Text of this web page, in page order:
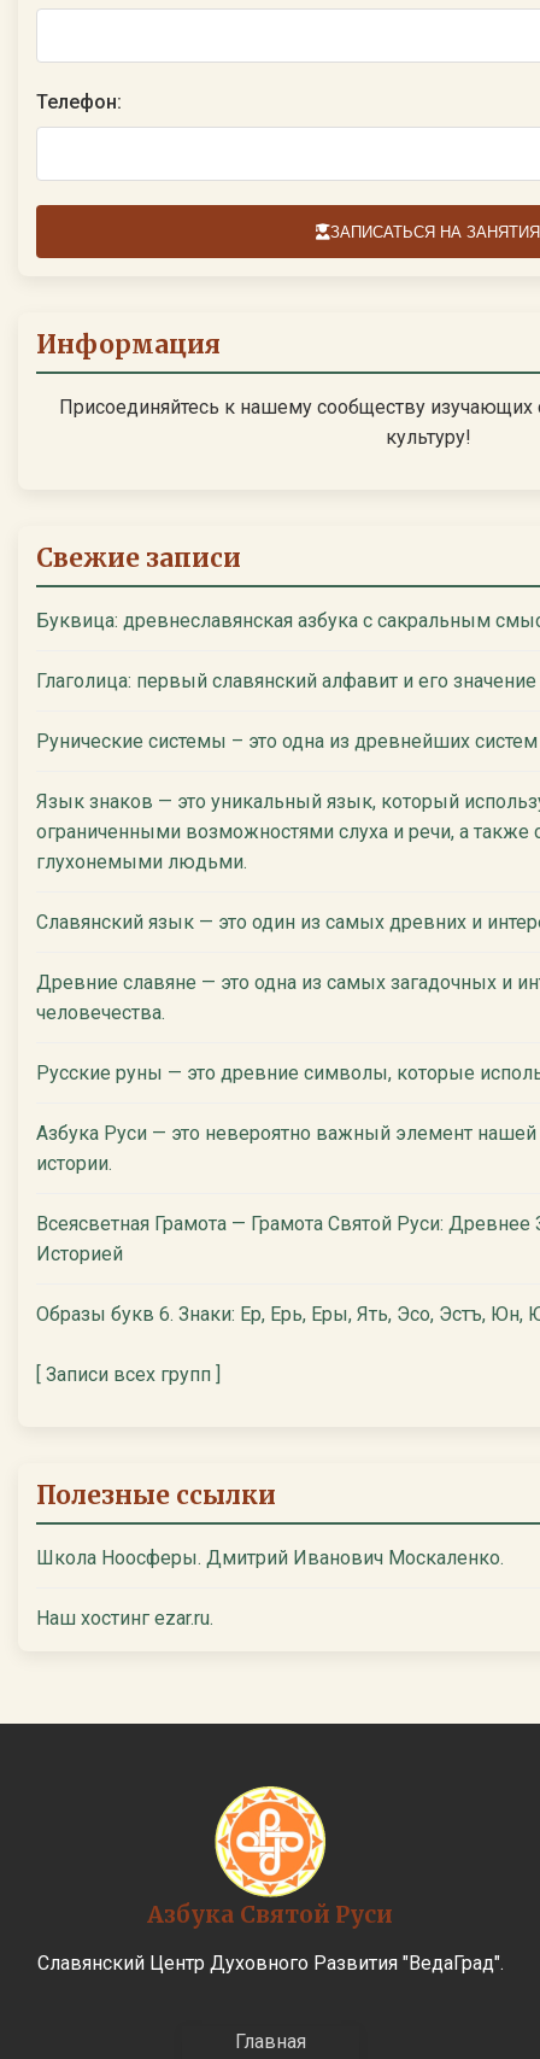
Телефон:
ЗАПИСАТЬСЯ НА ЗАНЯТИЯ
Информация
Присоединяйтесь к нашему сообществу изучающих
культуру!
Свежие записи
Буквица: древнеславянская азбука с сакральным
Глаголица: первый славянский алфавит и его
Рунические системы – это одна из древнейших
Язык знаков — это уникальный язык, который
ограниченными возможностями слуха и речи, а также
глухонемыми людьми.
Славянский язык — это один из самых древних и
Древние славяне — это одна из самых загадочных и
человечества.
Русские руны — это древние символы, которые
Азбука Руси — это невероятно важный элемент
истории.
Всеясветная Грамота — Грамота Святой Руси:
Историей
Образы букв 6. Знаки: Ер, Ерь, Еры, Ять, Эсо, Эстъ, Юн,
[ Записи всех групп ]
Полезные ссылки
Школа Ноосферы. Дмитрий Иванович Москаленко.
Наш хостинг ezar.ru.
Азбука Святой Руси
Славянский Центр Духовного Развития "ВедаГрад".
Главная